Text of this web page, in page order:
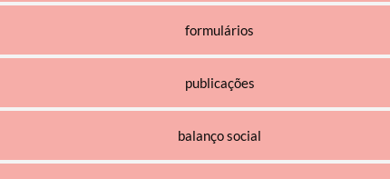
formulários
publicações
balanço social